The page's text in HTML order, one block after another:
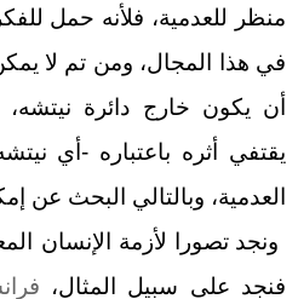
منظر للعدمية، فلأنه حمل
في هذا المجال، ومن تم لا
أن يكون خارج دائرة
يقتفي أثره باعتباره -أي
العدمية، وبالتالي البحث عن
ونجد تصورا لأزمة الإنسان
فنجد على سبيل المثال،